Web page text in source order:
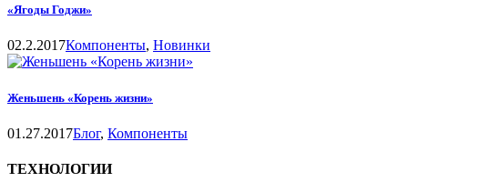
«Ягоды Годжи»
02.2.2017Компоненты, Новинки
Женьшень «Корень жизни»
01.27.2017Блог, Компоненты
ТЕХНОЛОГИИ